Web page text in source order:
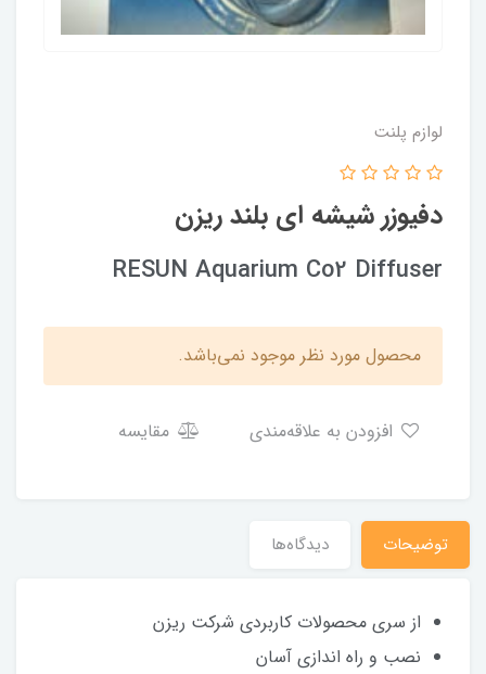
لوازم پلنت
دفیوزر شیشه ای بلند ریزن
RESUN Aquarium Co2 Diffuser
محصول مورد نظر موجود نمی‌باشد.
مقایسه
توضیحات دیدگاه‌ها
از سری محصولات کاربردی شرکت ریزن
نصب و راه اندازی آسان